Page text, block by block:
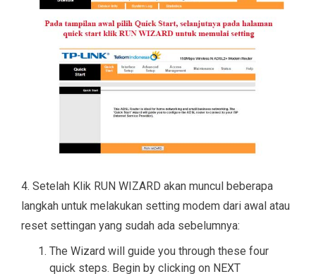
4. Setelah Klik RUN WIZARD akan muncul beberapa
langkah untuk melakukan setting modem dari awal atau
reset settingan yang sudah ada sebelumnya:
The Wizard will guide you through these four
quick steps. Begin by clicking on NEXT